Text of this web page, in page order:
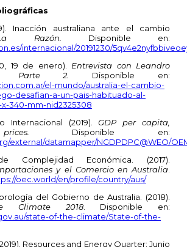
Inacción australiana ante el cambio
Razón. Disponible en:
internacional/20191230/
19 de enero). Entrevista con Leandro
– Parte 2. Disponible en:
el-mundo/australia-el-cambio-
desafian-a-un-pais-habituado-al-
340-mm-nid2325308
Internacional (2019).GDP per capita,
Disponible en:
external/datamapper/NGDPDPC@WEO/
Complejidad Económica. (2017).
y el Comercio en Australia
oec.world/en/profile/country/aus/
del Gobierno de Australia. (2018).
Climate 2018. Disponible en:
state-of-the-climate/State-of-the-
Resources and Energy Quarter: Junio